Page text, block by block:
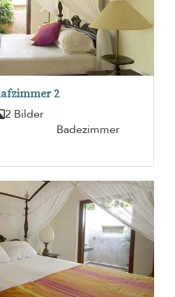
2
2 Bilder
Badezimmer